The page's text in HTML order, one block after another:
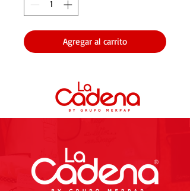
Agregar al carrito